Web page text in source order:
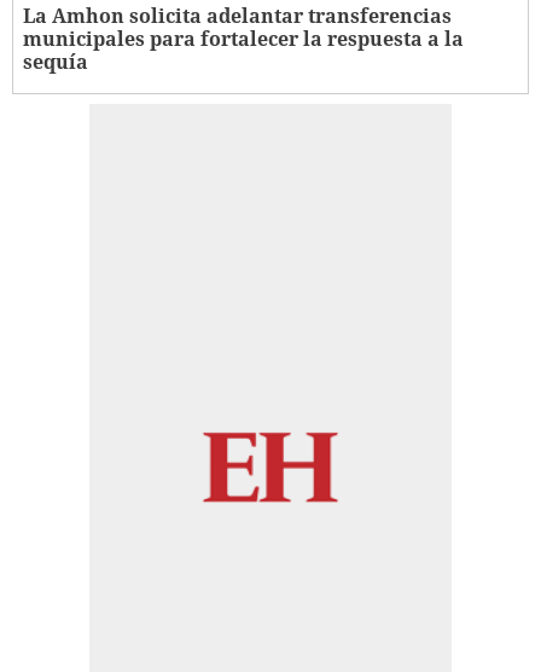
La Amhon solicita adelantar transferencias
municipales para fortalecer la respuesta a la
sequía